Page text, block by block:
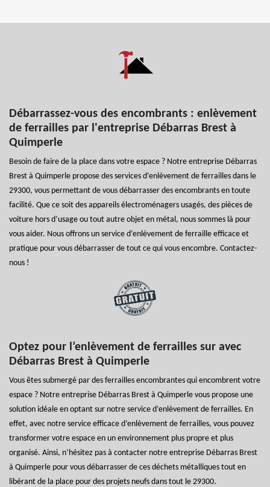
Débarrassez-vous des encombrants : enlèvement
de ferrailles par l'entreprise Débarras Brest à
Quimperle
Besoin de faire de la place dans votre espace ? Notre entreprise Débarras
Brest à Quimperle propose des services d’enlèvement de ferrailles dans le
29300, vous permettant de vous débarrasser des encombrants en toute
facilité. Que ce soit des appareils électroménagers usagés, des pièces de
voiture hors d’usage ou tout autre objet en métal, nous sommes là pour
vous aider. Nous offrons un service d’enlèvement de ferraille efficace et
pratique pour vous débarrasser de tout ce qui vous encombre. Contactez-
nous !
Optez pour l’enlèvement de ferrailles sur avec
Débarras Brest à Quimperle
Vous êtes submergé par des ferrailles encombrantes qui encombrent votre
espace ? Notre entreprise Débarras Brest à Quimperle vous propose une
solution idéale en optant sur notre service d’enlèvement de ferrailles. En
effet, avec notre service efficace d’enlèvement de ferrailles, vous pouvez
transformer votre espace en un environnement plus propre et plus
organisé. Ainsi, n’hésitez pas à contacter notre entreprise Débarras Brest
à Quimperle pour vous débarrasser de ces déchets métalliques tout en
libérant de la place pour des projets neufs dans tout le 29300.